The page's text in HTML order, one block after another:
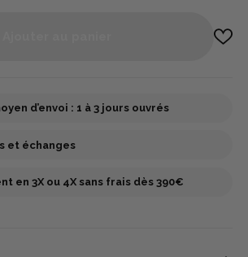
d’envoi : 1 à 3 jours ouvrés
et échanges
en 3X ou 4X sans frais dès 390€